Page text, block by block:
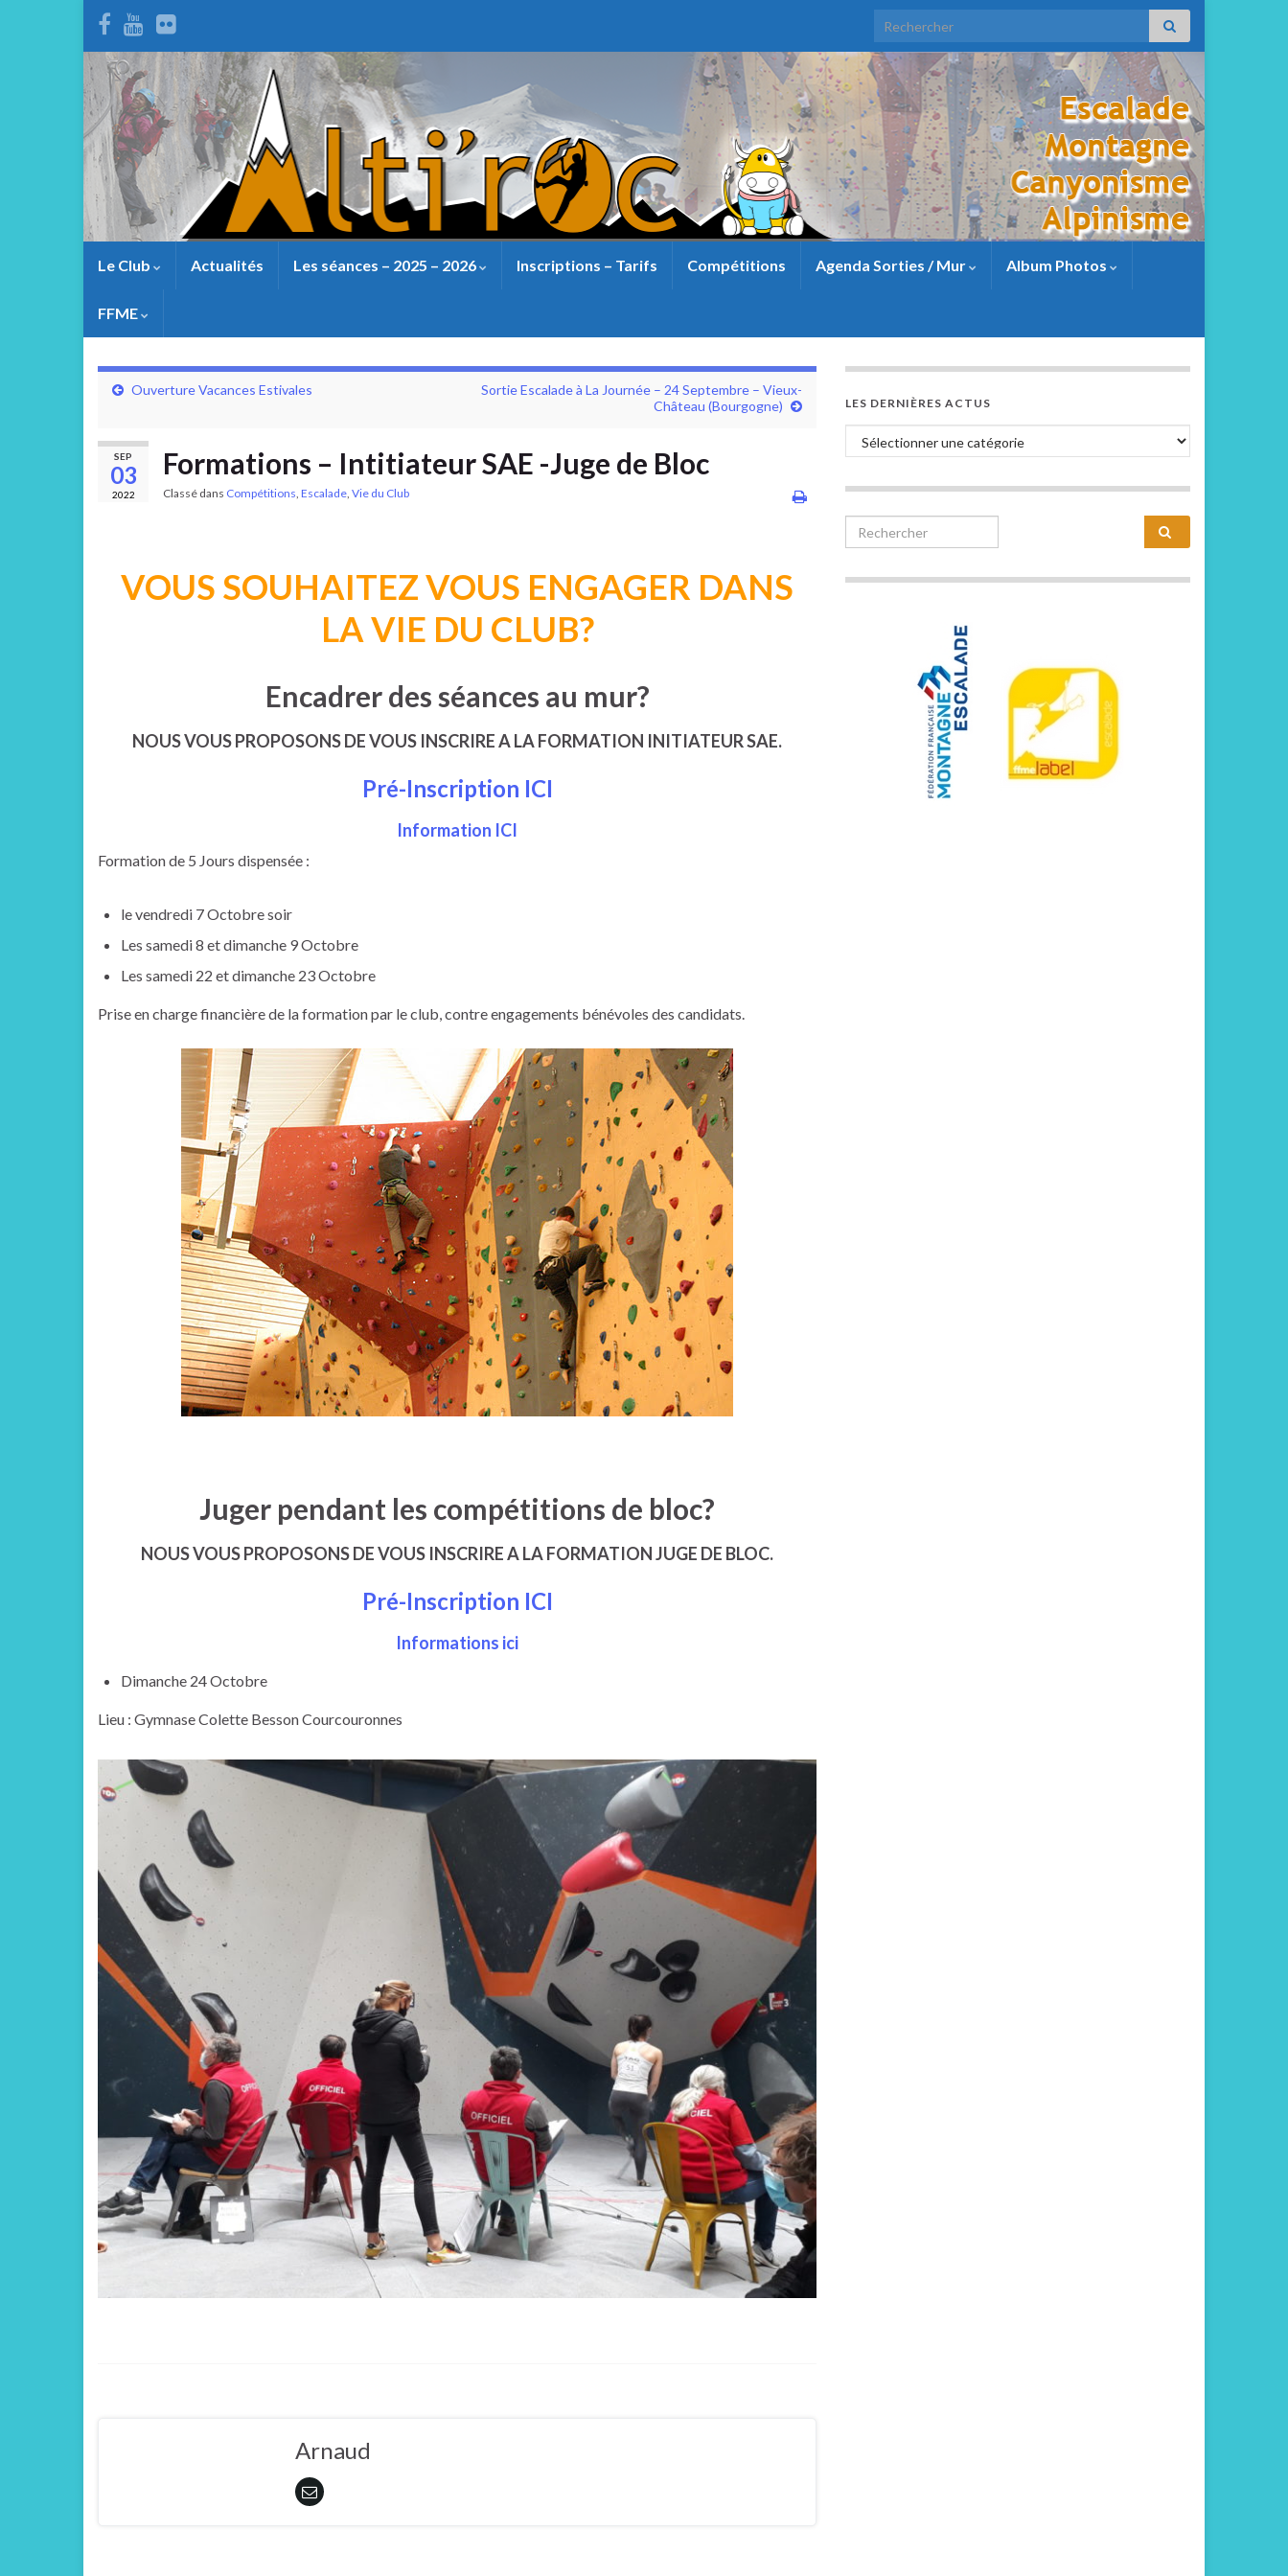
Le Club Actualités Les séances – 2025 – 2026 Inscriptions – Tarifs Compétitions Agenda Sorties / Mur Album Photos
FFME
Ouverture Vacances Estivales
Sortie Escalade à La Journée – 24 Septembre – Vieux-
Château (Bourgogne)
SEP
03
2022
Formations – Intitiateur SAE -Juge de Bloc
Classé dans Compétitions, Escalade, Vie du Club
VOUS SOUHAITEZ VOUS ENGAGER DANS
LA VIE DU CLUB?
Encadrer des séances au mur?
NOUS VOUS PROPOSONS DE VOUS INSCRIRE A LA FORMATION INITIATEUR SAE.
Pré-Inscription ICI
Information ICI
Formation de 5 Jours dispensée :
le vendredi 7 Octobre soir
Les samedi 8 et dimanche 9 Octobre
Les samedi 22 et dimanche 23 Octobre
Prise en charge financière de la formation par le club, contre engagements bénévoles des candidats.
Juger pendant les compétitions de bloc?
NOUS VOUS PROPOSONS DE VOUS INSCRIRE A LA FORMATION JUGE DE BLOC.
Pré-Inscription ICI
Informations ici
Dimanche 24 Octobre
Lieu : Gymnase Colette Besson Courcouronnes
Arnaud
LES DERNIÈRES ACTUS